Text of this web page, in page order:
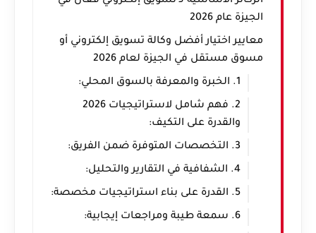
الجيزة عام 2026
معايير اختيار أفضل وكالة تسويق إلكتروني أو
مسوق مستقل في الجيزة لعام 2026
1. الخبرة والمعرفة بالسوق المحلي:
2. فهم شامل لاستراتيجيات 2026
والقدرة على التكيف:
3. التخصصات المتوفرة ضمن الفريق:
4. الشفافية في التقارير والتحليل:
5. القدرة على بناء استراتيجيات مخصصة:
6. سمعة طيبة ومراجعات إيجابية: